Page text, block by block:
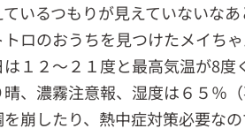
ているつもりが見えていないな
トロのおうちを見つけたメイち
は１２～２１度と最高気温が8度
、濃霧注意報、湿度は６５％
崩したり、熱中症対策必要なの